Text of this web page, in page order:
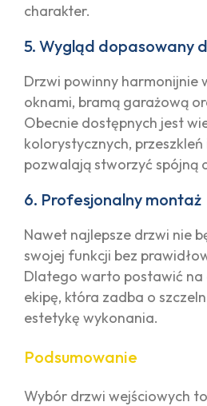
charakter.
5. Wygląd dopasowany
Drzwi powinny harmonijnie
oknami, bramą garażową
Obecnie dostępnych jest
kolorystycznych,
pozwalają stworzyć spójną
6. Profesjonalny montaż
Nawet najlepsze drzwi nie
swojej funkcji bez
Dlatego warto postawić na
ekipę, która zadba o
estetykę wykonania.
Podsumowanie
Wybór drzwi wejściowych